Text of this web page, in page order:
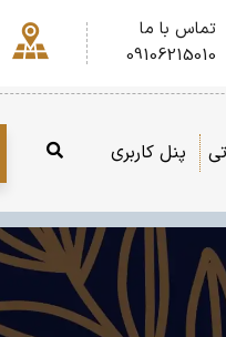
تماس با ما
09106215010
پنل کاربری